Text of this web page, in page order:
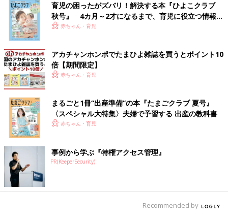
ビタミンB1、B2、B6、B12、ナイアシン、パントテン酸、葉
酸、ビオチンの8種類の栄養素をビタミンB群と呼び、ビタミンB
群はさまざまな代謝を助ける働きをしています。
皮膚や粘膜の健康維持にも深く関わっており、ビタミンB群が不
足すると唇が荒れやすくなったり、口角炎を引き起こしやすくな
ったりします。（※3）
肉や魚介類、豆、野菜、卵など、多種多様な食材にビタミンB群
は含まれているので、偏食を避けてバランスのいい食生活を送る
と無理せず補うことが可能です。どれか1種類のビタミンを摂ろ
うとするよりも、さまざまな食材から複数の栄養素を摂るように
して食べたほうが効果的です。
ビタミンB群は水溶性ビタミンであり、体内に蓄えられにくいと
いう特性があります。そのため、毎日バランスのとれた食事を心
がけることが大切です。
育児の困ったがズバリ！解決する本『ひよこクラブ
秋号』 4カ月～2才になるまで、育児に役立つ情報が
いっぱい！
赤ちゃん・育児
アカチャンホンポでたまひよ雑誌を買うとポイント10
倍【期間限定】
赤ちゃん・育児
まるごと1冊“出産準備”の本『たまごクラブ 夏号』
〈スペシャル大特集〉夫婦で予習する 出産の教科書
赤ちゃん・育児
事例から学ぶ『特権アクセス管理』
PR(KeeperSecurity)
Recommended by